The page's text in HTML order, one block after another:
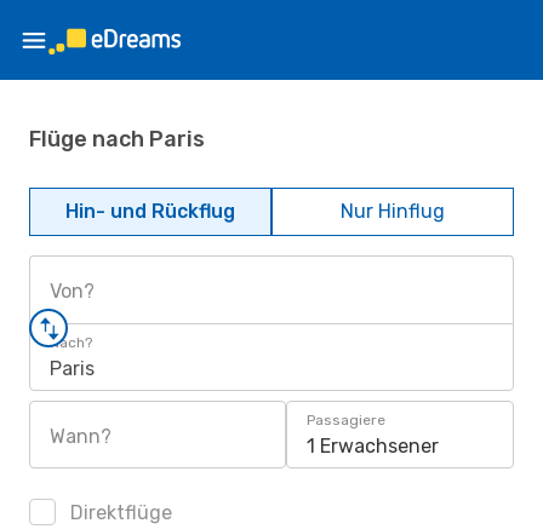
Flüge nach Paris
Hin- und Rückflug Nur Hinflug
Von?
Nach?
Paris
Wann?
Passagiere
1 Erwachsener
Direktflüge